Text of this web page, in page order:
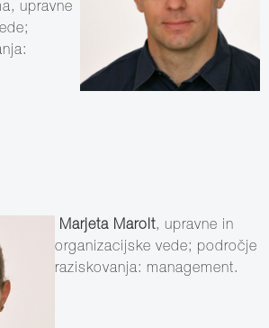
upravne
Marjeta Marolt, upravne in
organizacijske vede; področje
raziskovanja: management.